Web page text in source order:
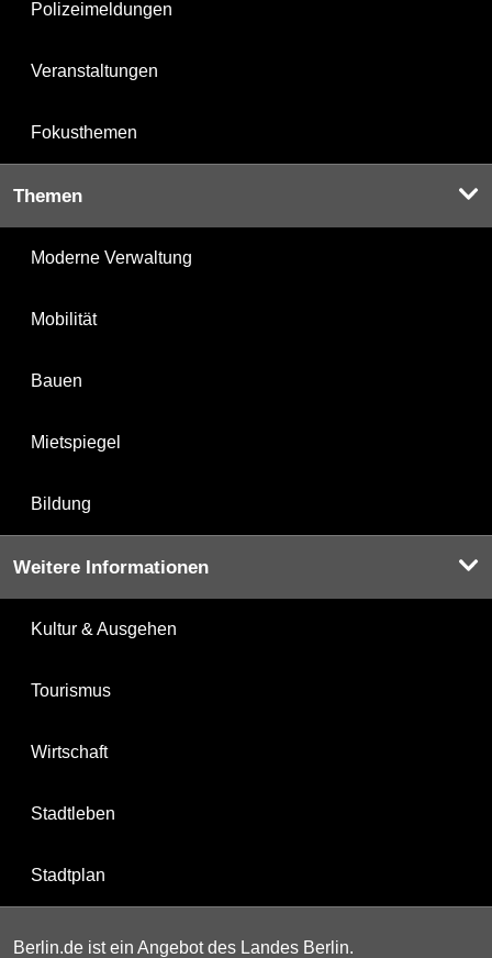
Polizeimeldungen
Veranstaltungen
Fokusthemen
Themen
Moderne Verwaltung
Mobilität
Bauen
Mietspiegel
Bildung
Weitere Informationen
Kultur & Ausgehen
Tourismus
Wirtschaft
Stadtleben
Stadtplan
Berlin.de ist ein Angebot des Landes Berlin.